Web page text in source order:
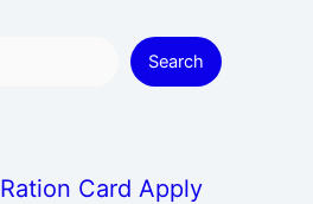
Search
Card Apply